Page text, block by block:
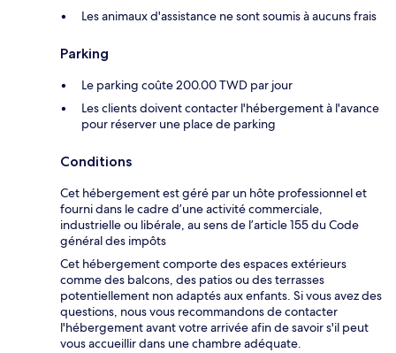
Les animaux d'assistance ne sont soumis à aucuns frais
Parking
Le parking coûte 200.00 TWD par jour
Les clients doivent contacter l'hébergement à l'avance
pour réserver une place de parking
Conditions
Cet hébergement est géré par un hôte professionnel et
fourni dans le cadre d’une activité commerciale,
industrielle ou libérale, au sens de l’article 155 du Code
général des impôts
Cet hébergement comporte des espaces extérieurs
comme des balcons, des patios ou des terrasses
potentiellement non adaptés aux enfants. Si vous avez des
questions, nous vous recommandons de contacter
l'hébergement avant votre arrivée afin de savoir s'il peut
vous accueillir dans une chambre adéquate.